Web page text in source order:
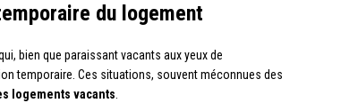
du logement
bien que paraissant vacants aux yeux de
temporaire. Ces situations, souvent méconnues des
logements vacants